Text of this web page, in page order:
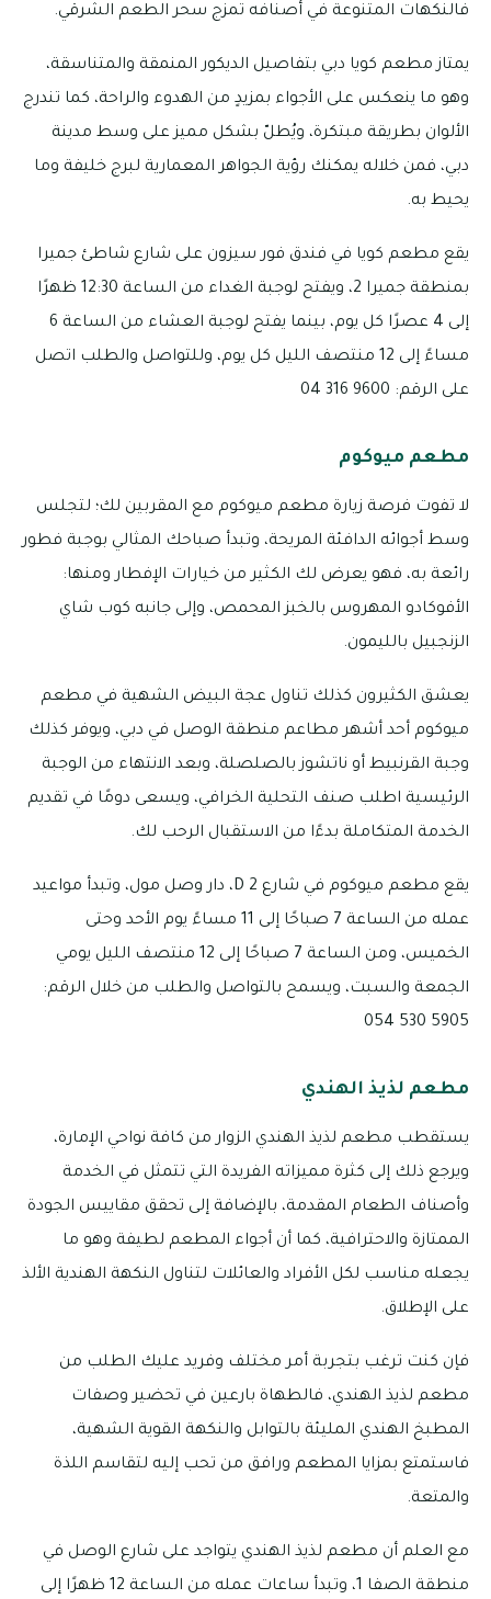
فالنكهات المتنوعة في أصنافه تمزج سحر الطعم الشرقي.
يمتاز مطعم كويا دبي بتفاصيل الديكور المنمقة والمتناسقة،
وهو ما ينعكس على الأجواء بمزيدٍ من الهدوء والراحة، كما تندرج
الألوان بطريقة مبتكرة، ويُطلّ بشكل مميز على وسط مدينة
دبي، فمن خلاله يمكنك رؤية الجواهر المعمارية لبرج خليفة وما
يحيط به.
يقع مطعم كويا في فندق فور سيزون على شارع شاطئ جميرا
بمنطقة جميرا 2، ويفتح لوجبة الغداء من الساعة 12:30 ظهرًا
إلى 4 عصرًا كل يوم، بينما يفتح لوجبة العشاء من الساعة 6
مساءً إلى 12 منتصف الليل كل يوم، وللتواصل والطلب اتصل
على الرقم: 9600 316 04
مطعم ميوكوم
لا تفوت فرصة زيارة مطعم ميوكوم مع المقربين لك؛ لتجلس
وسط أجوائه الدافئة المريحة، وتبدأ صباحك المثالي بوجبة فطور
رائعة به، فهو يعرض لك الكثير من خيارات الإفطار ومنها:
الأفوكادو المهروس بالخبز المحمص، وإلى جانبه كوب شاي
الزنجبيل بالليمون.
يعشق الكثيرون كذلك تناول عجة البيض الشهية في مطعم
ميوكوم أحد أشهر مطاعم منطقة الوصل في دبي، ويوفر كذلك
وجبة القرنبيط أو ناتشوز بالصلصلة، وبعد الانتهاء من الوجبة
الرئيسية اطلب صنف التحلية الخرافي، ويسعى دومًا في تقديم
الخدمة المتكاملة بدءًا من الاستقبال الرحب لك.
يقع مطعم ميوكوم في شارع 2 D، دار وصل مول، وتبدأ مواعيد
عمله من الساعة 7 صباحًا إلى 11 مساءً يوم الأحد وحتى
الخميس، ومن الساعة 7 صباحًا إلى 12 منتصف الليل يومي
الجمعة والسبت، ويسمح بالتواصل والطلب من خلال الرقم:
5905 530 054
مطعم لذيذ الهندي
يستقطب مطعم لذيذ الهندي الزوار من كافة نواحي الإمارة،
ويرجع ذلك إلى كثرة مميزاته الفريدة التي تتمثل في الخدمة
وأصناف الطعام المقدمة، بالإضافة إلى تحقق مقاييس الجودة
الممتازة والاحترافية، كما أن أجواء المطعم لطيفة وهو ما
يجعله مناسب لكل الأفراد والعائلات لتناول النكهة الهندية الألذ
على الإطلاق.
فإن كنت ترغب بتجربة أمر مختلف وفريد عليك الطلب من
مطعم لذيذ الهندي، فالطهاة بارعين في تحضير وصفات
المطبخ الهندي المليئة بالتوابل والنكهة القوية الشهية،
فاستمتع بمزايا المطعم ورافق من تحب إليه لتقاسم اللذة
والمتعة.
مع العلم أن مطعم لذيذ الهندي يتواجد على شارع الوصل في
منطقة الصفا 1، وتبدأ ساعات عمله من الساعة 12 ظهرًا إلى